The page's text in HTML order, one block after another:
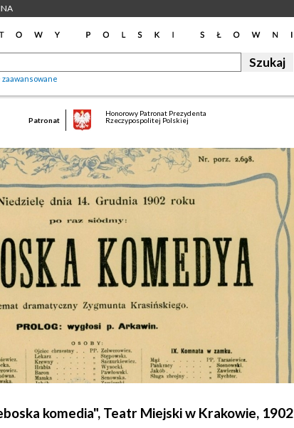
Patronat
Honorowy Patronat Prezydenta
Rzeczypospolitej Polskiej
komedia", Teatr Miejski w Krakowie, 1902